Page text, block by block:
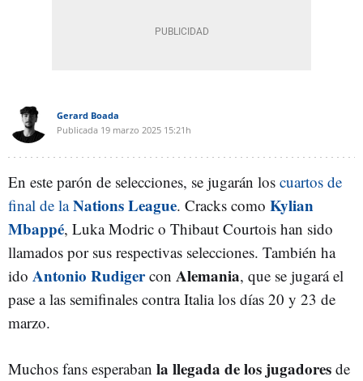
Gerard Boada
Publicada 19 marzo 2025 15:21h
En este parón de selecciones, se jugarán los cuartos de
final de laNations League. Cracks como Kylian
Mbappé, Luka Modric o Thibaut Courtois han sido
llamados por sus respectivas selecciones. También ha
ido Antonio Rudigercon Alemania, que se jugará el
pase a las semifinales contra Italia los días 20 y 23 de
marzo.
Muchos fans esperaban la llegada de los jugadores de